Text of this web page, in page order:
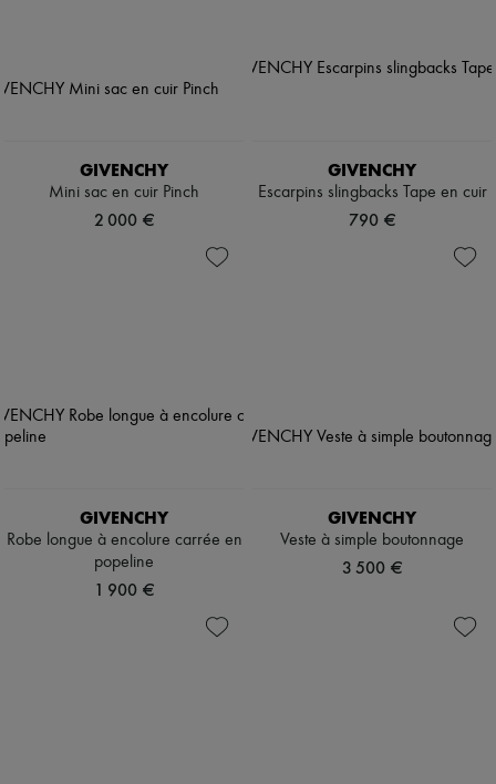
GIVENCHY
Mini sac en cuir Pinch
2 000 €
GIVENCHY
Escarpins slingbacks Tape en cuir
790 €
GIVENCHY
Robe longue à encolure carrée en
popeline
1 900 €
GIVENCHY
Veste à simple boutonnage
3 500 €